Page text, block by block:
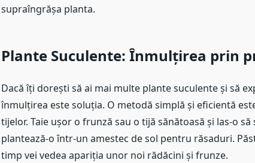
supraîngrășa planta.
Plante Suculente:Înmulțirea prin
Dacă îți dorești să ai mai multe plante suculente și să
înmulțirea este soluția. O metodă simplă și eficientă
tijelor. Taie ușor o frunză sau o tijă sănătoasă și las-o
plantează-o într-un amestec de sol pentru răsaduri.
timp vei vedea apariția unor noi rădăcini și frunze.